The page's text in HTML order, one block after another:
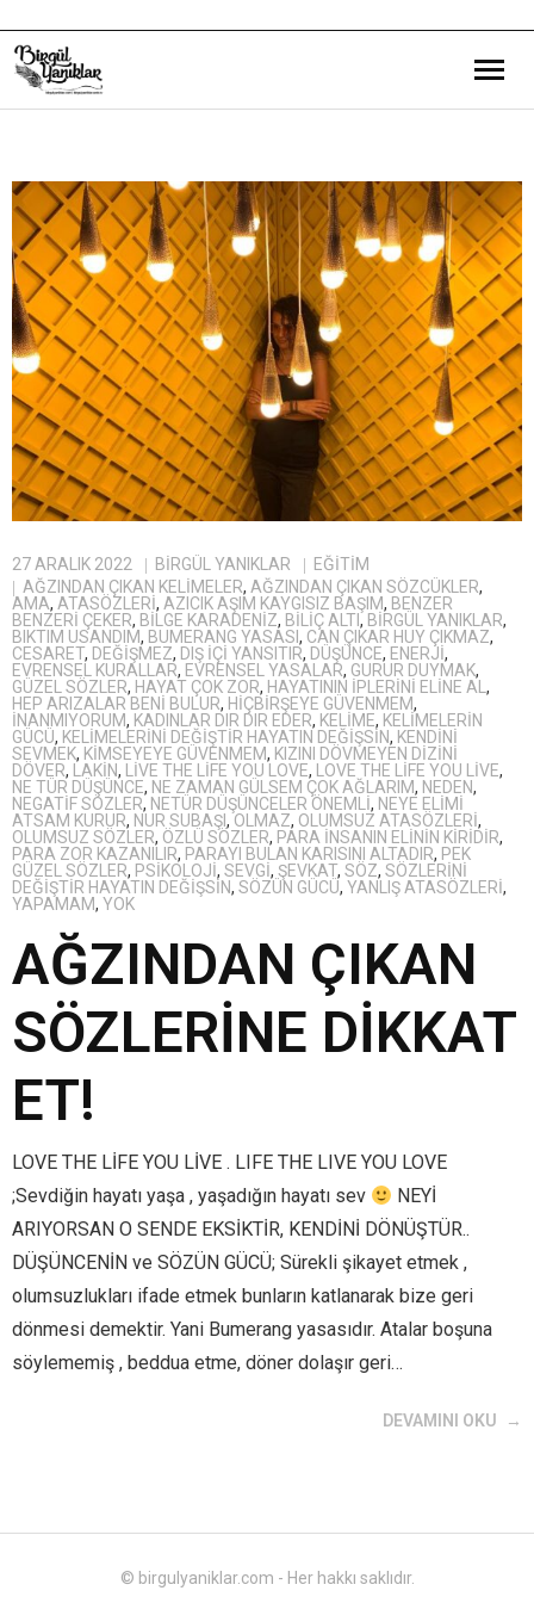
Eğitim Yazılarım
Gezi ve Kültür Yazılarım
Röportajlarım
Destek Olduğum Projeler
Yürüttüğüm Projeler
27 ARALIK 2022 BIRGÜL YANIKLAR
EĞITIM
AĞZINDAN ÇIKAN KELIMELER, AĞZINDAN ÇIKAN SÖZCÜKLER,
AMA, ATASÖZLERI, AZICIK AŞIM KAYGISIZ BAŞIM, BENZER
BENZERI ÇEKER, BILGE KARADENIZ, BILIÇ ALTI , BİRGÜL YANIKLAR,
BIKTIM USANDIM, BUMERANG YASASI , CAN ÇIKAR HUY ÇIKMAZ,
CESARET, DEĞIŞMEZ, DIŞ IÇI YANSITIR, DÜŞÜNCE, ENERJI,
EVRENSEL KURALLAR, EVRENSEL YASALAR, GURUR DUYMAK,
GÜZEL SÖZLER, HAYAT ÇOK ZOR, HAYATININ IPLERINI ELINE AL,
HEP ARIZALAR BENI BULUR, HIÇBIRŞEYE GÜVENMEM,
INANMIYORUM, KADINLAR DIR DIR EDER, KELIME, KELIMELERIN
GÜCÜ, KELIMELERINI DEĞIŞTIR HAYATIN DEĞIŞSIN, KENDINI
SEVMEK, KIMSEYEYE GÜVENMEM, KIZINI DÖVMEYEN DIZINI
DÖVER, LAKIN, LIVE THE LIFE YOU LOVE, LOVE THE LIFE YOU LIVE,
NE TÜR DÜŞÜNCE, NE ZAMAN GÜLSEM ÇOK AĞLARIM, NEDEN,
NEGATIF SÖZLER, NETÜR DÜŞÜNCELER ÖNEMLI, NEYE ELIMI
ATSAM KURUR, NUR SUBAŞI, OLMAZ, OLUMSUZ ATASÖZLERI,
OLUMSUZ SÖZLER, ÖZLÜ SÖZLER, PARA INSANIN ELININ KIRIDIR,
PARA ZOR KAZANILIR, PARAYI BULAN KARISINI ALTADIR, PEK
GÜZEL SÖZLER, PSIKOLOJI, SEVGI, ŞEVKAT, SÖZ, SÖZLERINI
DEĞIŞTIR HAYATIN DEĞIŞSIN, SÖZÜN GÜCÜ, YANLIŞ ATASÖZLERI,
YAPAMAM, YOK
AĞZINDAN ÇIKAN
SÖZLERİNE DİKKAT
ET!
LOVE THE LİFE YOU LİVE . LIFE THE LIVE YOU LOVE
;Sevdiğin hayatı yaşa , yaşadığın hayatı sev
NEYİ
ARIYORSAN O SENDE EKSİKTİR, KENDİNİ DÖNÜŞTÜR..
DÜŞÜNCENİN ve SÖZÜN GÜCÜ; Sürekli şikayet etmek ,
olumsuzlukları ifade etmek bunların katlanarak bize geri
dönmesi demektir. Yani Bumerang yasasıdır. Atalar boşuna
söylememiş , beddua etme, döner dolaşır geri…
DEVAMINI OKU
© birgulyaniklar.com - Her hakkı saklıdır.